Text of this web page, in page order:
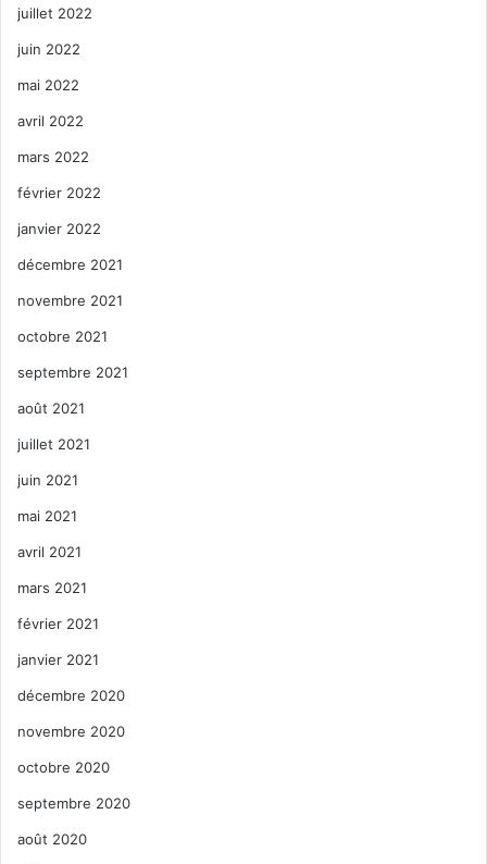
juillet 2022
juin 2022
mai 2022
avril 2022
mars 2022
février 2022
janvier 2022
décembre 2021
novembre 2021
octobre 2021
septembre 2021
août 2021
juillet 2021
juin 2021
mai 2021
avril 2021
mars 2021
février 2021
janvier 2021
décembre 2020
novembre 2020
octobre 2020
septembre 2020
août 2020